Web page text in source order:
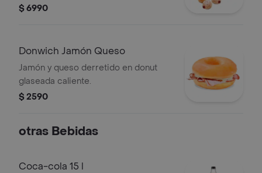
manjar(surtido puede variar según
$ 6990
Donwich Jamón Queso
Jamón y queso derretido en donut
glaseada caliente.
$ 2590
otras Bebidas
Coca-cola 15 l